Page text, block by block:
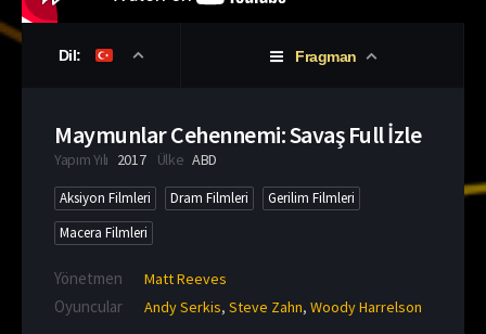
Dil: Fragman
Maymunlar Cehennemi: Savaş Full İzle
Yapım Yılı 2017 Ülke ABD
Aksiyon Filmleri Dram Filmleri
Gerilim Filmleri
Macera Filmleri
Yönetmen Matt Reeves
Oyuncular Andy Serkis, Steve Zahn, Woody Harrelson